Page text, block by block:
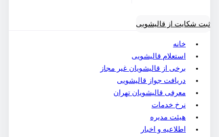
ثبت شکایت از قالیشویی
خانه
استعلام قالیشویی
برخی از قالیشویان غیر مجاز
دریافت جواز قالیشویی
معرفی قالیشویان تهران
نرخ خدمات
هیئت مدیره
اطلاعیه و اخبار